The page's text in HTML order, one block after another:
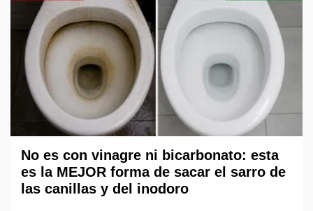
No es con vinagre ni bicarbonato: esta
es la MEJOR forma de sacar el sarro de
las canillas y del inodoro